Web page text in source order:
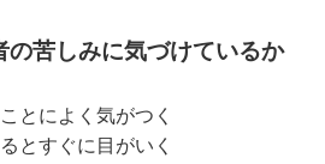
の苦しみに気づけているか
とによく気がつく
とすぐに目がいく